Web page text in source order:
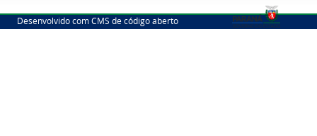
Desenvolvido com CMS de código aberto